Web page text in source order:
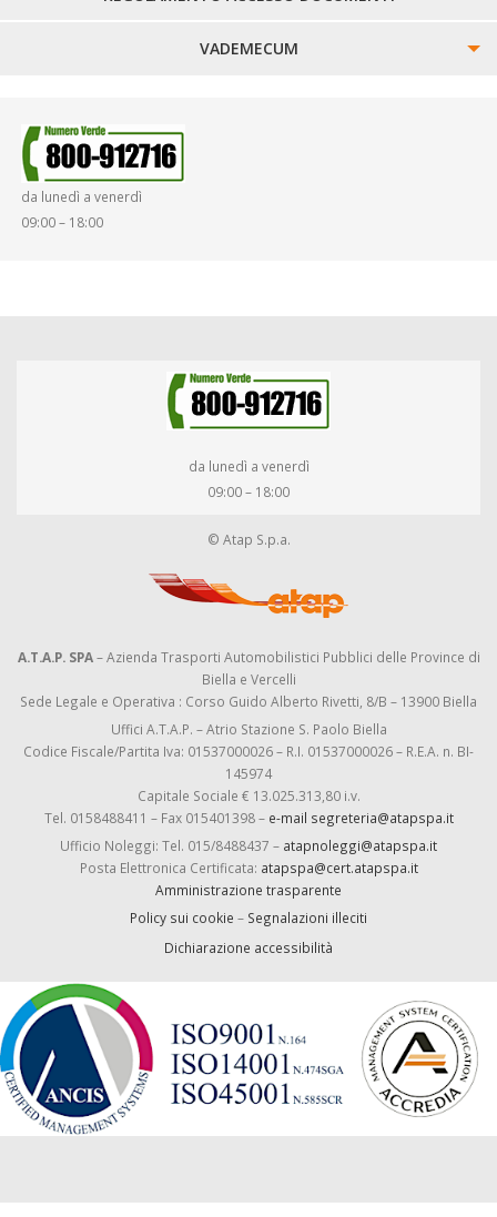
VADEMECUM
SMARRIMENTO OGGETTI
da lunedì a venerdì
09:00 – 18:00
da lunedì a venerdì
09:00 – 18:00
© Atap S.p.a.
A.T.A.P. SPA– Azienda Trasporti Automobilistici Pubblici delle Province di
Biella e Vercelli
Sede Legale e Operativa : Corso Guido Alberto Rivetti, 8/B – 13900 Biella
Uffici A.T.A.P. – Atrio Stazione S. Paolo Biella
Codice Fiscale/Partita Iva: 01537000026 – R.I. 01537000026 – R.E.A. n. BI-
145974
Capitale Sociale € 13.025.313,80 i.v.
Tel. 0158488411 – Fax 015401398 – e-mail segreteria@atapspa.it
Ufficio Noleggi: Tel. 015/8488437 – atapnoleggi@atapspa.it
Posta Elettronica Certificata: atapspa@cert.atapspa.it
Amministrazione trasparente
Policy sui cookie – Segnalazioni illeciti
Dichiarazione accessibilità